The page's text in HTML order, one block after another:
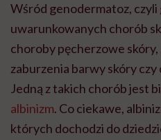
Wśród genodermatoz,
uwarunkowanych chorób
choroby pęcherzowe
zaburzenia barwy skóry
Jedną z takich chorób jest
albinizm. Co ciekawe,
których dochodzi do